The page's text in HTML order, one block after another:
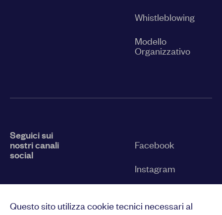
Questo sito utilizza cookie tecnici necessari al
Whistleblowing
Modello
Organizzativo
Seguici sui
nostri canali
social
Facebook
Instagram